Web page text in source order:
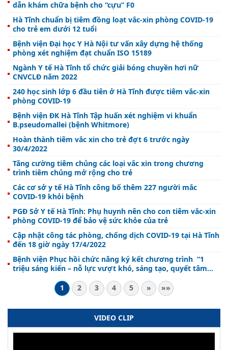
dẫn khám chữa bệnh cho “cựu” F0
Hà Tĩnh chuẩn bị tiêm đồng loạt vắc-xin phòng COVID-19
cho trẻ em dưới 12 tuổi
Bệnh viện Đại học Y Hà Nội tư vấn xây dựng hệ thống
phòng xét nghiệm đạt chuẩn ISO 15189
Ngành Y tế Hà Tĩnh tổ chức giải bóng chuyền hơi nữ
CNVCLĐ năm 2022
240 học sinh lớp 6 đầu tiên ở Hà Tĩnh được tiêm vắc-xin
phòng COVID-19
Bệnh viện ĐK Hà Tĩnh Tập huấn xét nghiệm vi khuẩn
B.pseudomallei (bệnh Whitmore)
Hoàn thành tiêm vắc xin cho trẻ đợt 6 trước ngày
30/4/2022
Tăng cường tiêm chủng các loại vắc xin trong chương
trình tiêm chủng mở rộng cho trẻ
Các cơ sở y tế Hà Tĩnh công bố thêm 227 người mắc
COVID-19 khỏi bệnh
PGĐ Sở Y tế Hà Tĩnh: Phụ huynh nên cho con tiêm vắc-xin
phòng COVID-19 để bảo vệ sức khỏe của trẻ
Cập nhật công tác phòng, chống dịch COVID-19 tại Hà Tĩnh
đến 18 giờ ngày 17/4/2022
Bệnh viện Phục hồi chức năng ký kết chương trình “1
triệu sáng kiến – nỗ lực vượt khó, sáng tạo, quyết tâm
1
2 3 4 5 » »»
VIDEO CLIP